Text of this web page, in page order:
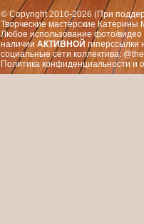
© Copyright 2010-2026 (При
Творческие мастерские
Любое использование фото/видео
наличии АКТИВНОЙ гиперссылки
социальные сети коллектива:
Политика конфиденциальности и